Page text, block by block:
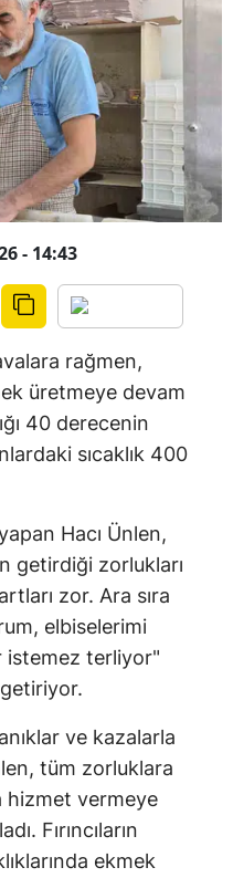
- 14:43
rağmen,
üretmeye devam
40 derecenin
sıcaklık 400
yapan Hacı Ünlen,
getirdiği zorlukları
zor. Ara sıra
elbiselerimi
istemez terliyor"
ve kazalarla
tüm zorluklara
hizmet vermeye
Fırıncıların
ekmek